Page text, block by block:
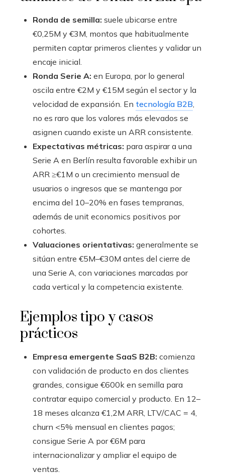
Ronda de semilla: suele ubicarse entre
€0,25M y €3M, montos que habitualmente
permiten captar primeros clientes y validar un
encaje inicial.
Ronda Serie A: en Europa, por lo general
oscila entre €2M y €15M según el sector y la
velocidad de expansión. En tecnología B2B,
no es raro que los valores más elevados se
asignen cuando existe un ARR consistente.
Expectativas métricas: para aspirar a una
Serie A en Berlín resulta favorable exhibir un
ARR ≥€1M o un crecimiento mensual de
usuarios o ingresos que se mantenga por
encima del 10–20% en fases tempranas,
además de unit economics positivos por
cohortes.
Valuaciones orientativas: generalmente se
sitúan entre €5M–€30M antes del cierre de
una Serie A, con variaciones marcadas por
cada vertical y la competencia existente.
Ejemplos tipo y casos
prácticos
Empresa emergente SaaS B2B: comienza
con validación de producto en dos clientes
grandes, consigue €600k en semilla para
contratar equipo comercial y producto. En 12–
18 meses alcanza €1,2M ARR, LTV/CAC = 4,
churn <5% mensual en clientes pagos;
consigue Serie A por €6M para
internacionalizar y ampliar el equipo de
ventas.